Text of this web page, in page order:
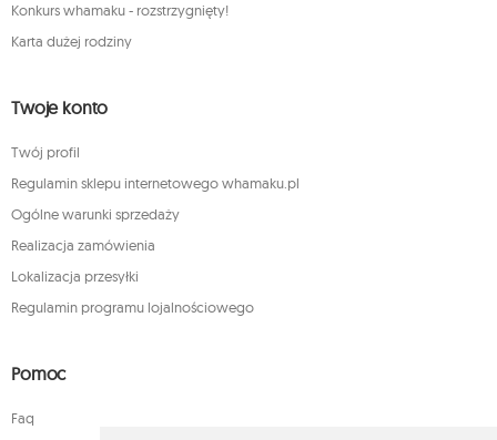
Konkurs whamaku - rozstrzygnięty!
Karta dużej rodziny
Twoje konto
Twój profil
Regulamin sklepu internetowego whamaku.pl
Ogólne warunki sprzedaży
Realizacja zamówienia
Lokalizacja przesyłki
Regulamin programu lojalnościowego
Pomoc
Faq